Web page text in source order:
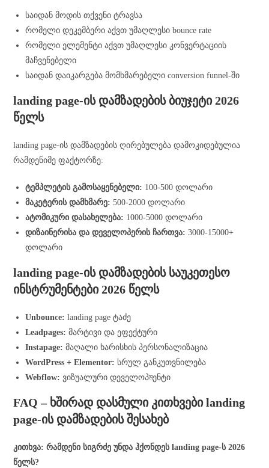
საიდან მოდის თქვენი ტრავსა
რომელი დეკემბერი აქვთ უმაღლესი bounce rate
რომელი ელემენტი აქვთ უმაღლესი კონვერტაციის
მაჩვენებელი
საიდან დაიკარგება მომხმარებელი conversion funnel-ში
landing page-ის დამზადების ბიუჯეტი 2026
წელს
landing page-ის დამზადების ღირებულება დამოკიდებულია
რამდენიმე ფაქტორზე:
ტემპლეტის გამოსაყენებელი: 100-500 დოლარი
მაკეტერის დამხმარე: 500-2000 დოლარი
ატომიკური დასახელება: 1000-5000 დოლარი
დიზაინერისა და დეველოპერის ჩართვა: 3000-15000+
დოლარი
landing page-ის დამზადების საუკეთესო
ინსტრუმენტები 2026 წელს
Unbounce: landing page ტაძე
Leadpages: მარტივი და ეფექტური
Instapage: მაღალი ხარისხის პერსონალიზაცია
WordPress + Elementor: სრულ განკუთვნილება
Webflow: ვიზუალური დეველოპমენტი
FAQ – ხშირად დასმული კითხვები landing
page-ის დამზადების შესახებ
კითხვა: რამდენი სიგრძე უნდა ჰქონდეს landing page-ს 2026
წელს?